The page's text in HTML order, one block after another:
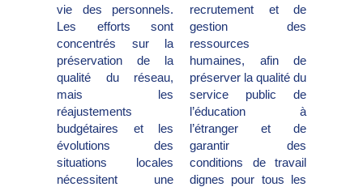
vie des personnels.
Les efforts sont
concentrés sur la
préservation de la
qualité du réseau,
mais les
réajustements
budgétaires et les
évolutions des
situations locales
nécessitent une
recrutement et de
gestion des
ressources
humaines, afin de
préserver la qualité du
service public de
l’éducation à
l’étranger et de
garantir des
conditions de travail
dignes pour tous les